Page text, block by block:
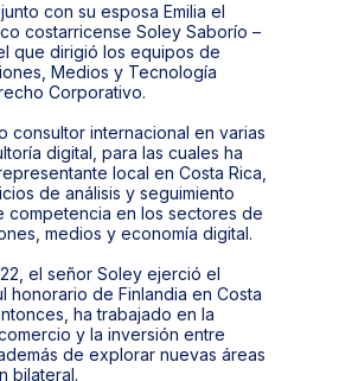
con su esposa Emilia el
costarricense Soley Saborío –
que dirigió los equipos de
Medios y Tecnología
Corporativo.
consultor internacional en varias
digital, para las cuales ha
local en Costa Rica,
de análisis y seguimiento
competencia en los sectores de
medios y economía digital.
el señor Soley ejerció el
honorario de Finlandia en Costa
ha trabajado en la
y la inversión entre
de explorar nuevas áreas
bilateral.